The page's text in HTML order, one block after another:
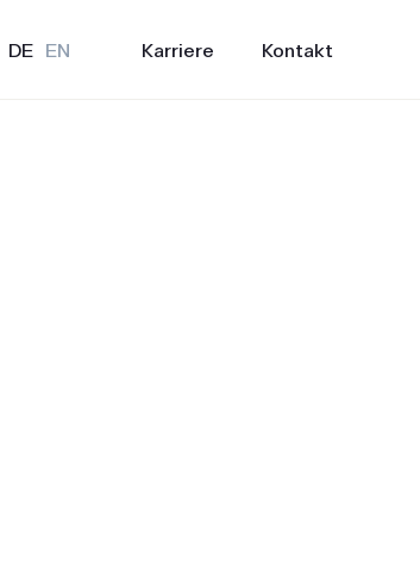
DE EN Karriere Kontakt